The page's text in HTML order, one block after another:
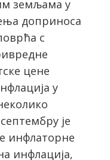
земљама у
доприноса
с
цене
у
је
инфлаторне
инфлација,